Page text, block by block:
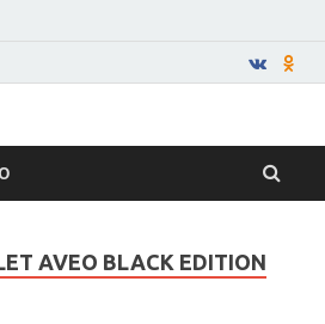
—
AVEO BLACK EDITION